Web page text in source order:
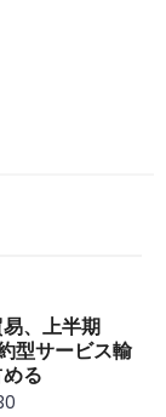
、上半期
型サービス輸
る